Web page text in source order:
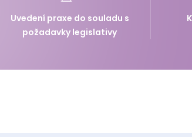
Uvedení praxe do souladu s
požadavky legislativy